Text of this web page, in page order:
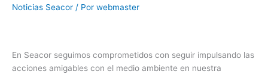
Noticias Seacor / Por webmaster
En Seacor seguimos comprometidos con seguir impulsando las
acciones amigables con el medio ambiente en nuestra